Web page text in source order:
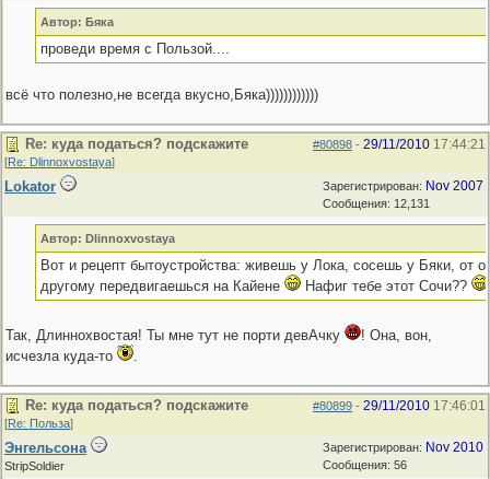
Автор: Бяка
проведи время с Пользой....
всё что полезно,не всегда вкусно,Бяка))))))))))))
#80898 - 29/11/2010 17:44:21
Re: куда податься? подскажите
[Re: Dlinnoxvostaya]
Зарегистрирован: Nov 2007
Сообщения: 12,131
Lokator
Автор: Dlinnoxvostaya
Вот и рецепт бытоустройства: живешь у Лока, сосешь у Бяки, от
другому передвигаешься на Кайене
Нафиг тебе этот Сочи??
Так, Длиннохвостая! Ты мне тут не порти девАчку
! Она, вон,
исчезла куда-то
.
#80899 - 29/11/2010 17:46:01
Re: куда податься? подскажите
[Re: Польза]
Зарегистрирован: Nov 2010
Сообщения: 56
Энгельсона
StripSoldier